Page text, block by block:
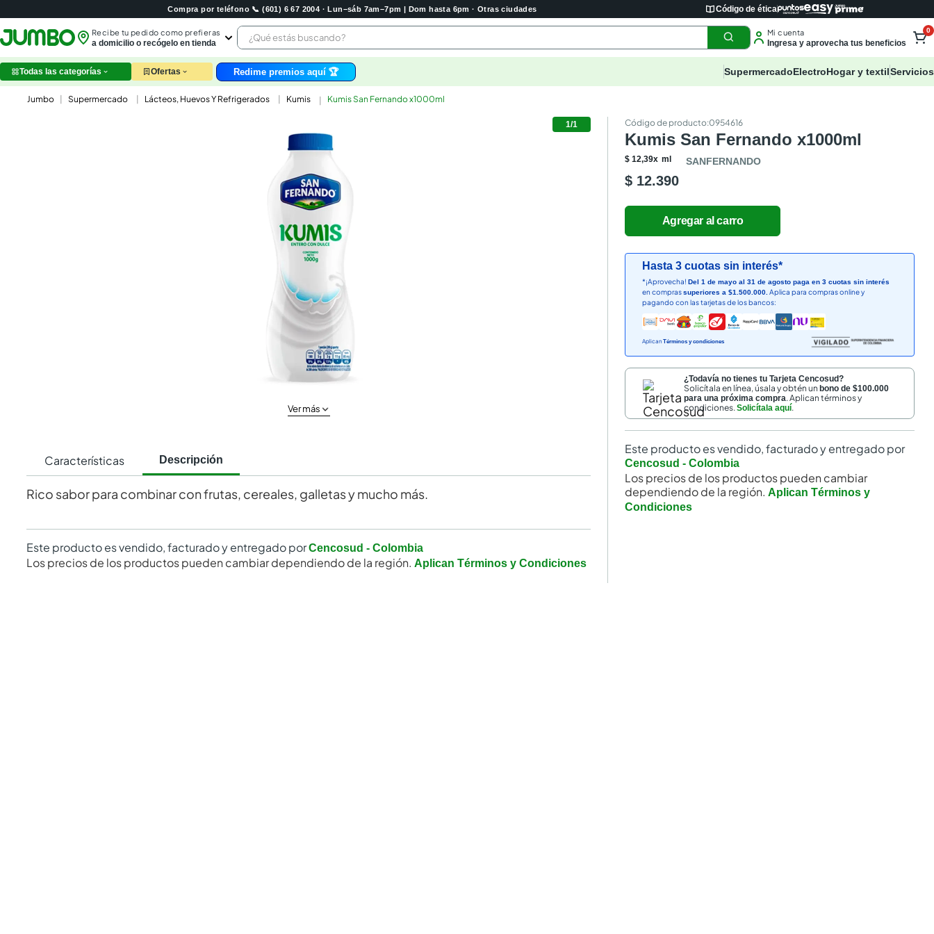
Compra por teléfono 📞 (601) 6 67 2004 · Lun–sáb 7am–7pm | Dom hasta 6pm · Otras ciudades Código de ética
Recibe tu pedido como prefieras
a domicilio o recógelo en tienda
¿Qué estás buscando?
leche
huevos
papel higienico
nutribela
aceite
queso
carne
Mi cuenta
Ingresa y aprovecha tus beneficios
0
Todas las categorías Ofertas Redime premios aquí 🏆 SupermercadoElectroHogar y textilServicios
Supermercado Lácteos, Huevos Y Refrigerados Kumis Kumis San Fernando x1000ml
1/1
Ver más
Características Descripción
Rico sabor para combinar con frutas, cereales, galletas y mucho más.
Este producto es vendido, facturado y entregado porCencosud - Colombia
Los precios de los productos pueden cambiar dependiendo de la región. Aplican Términos y Condiciones
:0954616
Kumis San Fernando x1000ml
$ 12,39x ml SANFERNANDO
$ 12.390
Hasta 3 cuotas sin interés*
*¡Aprovecha!Del 1 de mayo al 31 de agosto paga en 3 cuotas sin interés
en comprassuperiores a $1.500.000. Aplica para compras online y
pagando con las tarjetas de los bancos:
Aplican Términos y condiciones
¿Todavía no tienes tu Tarjeta Cencosud?
Solicítala en línea, úsala y obtén unbono de $100.000
para una próxima compra. Aplican términos y
condiciones.Solicítala aquí.
Este producto es vendido, facturado y entregado por
Cencosud - Colombia
Los precios de los productos pueden cambiar
dependiendo de la región. Aplican Términos y
Condiciones